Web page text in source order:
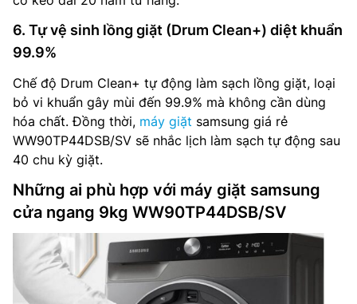
6. Tự vệ sinh lồng giặt (Drum Clean+) diệt khuẩn
99.9%
Chế độ Drum Clean+ tự động làm sạch lồng giặt, loại
bỏ vi khuẩn gây mùi đến 99.9% mà không cần dùng
hóa chất. Đồng thời, máy giặt samsung giá rẻ
WW90TP44DSB/SV sẽ nhắc lịch làm sạch tự động sau
40 chu kỳ giặt.
Những ai phù hợp với máy giặt samsung
cửa ngang 9kg WW90TP44DSB/SV